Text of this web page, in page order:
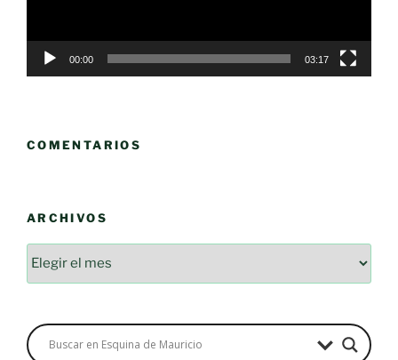
00:00 03:17
COMENTARIOS
ARCHIVOS
Archivos